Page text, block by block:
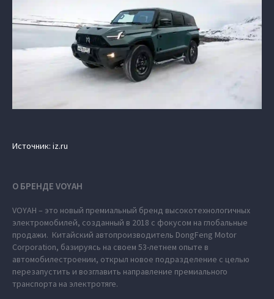
Источник: iz.ru
О БРЕНДЕ VOYAH
VOYAH – это новый премиальный бренд высокотехнологичных
электромобилей, созданный в 2018 с фокусом на глобальные
продажи. Китайский автопроизводитель DongFeng Motor
Corporation, базируясь на своем 53-летнем опыте в
автомобилестроении, открыл новое подразделение с целью
перезапустить и возглавить направление премиального
транспорта на электротяге.